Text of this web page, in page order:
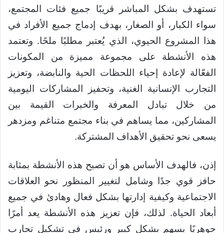
تستهدف بشكل المباشر قريبًا جميع فئات المجتمع،
سواء الكبار، أو الصغار، بهدف إدماج جميع الأفراد في
هذا المشروع الحيوي، الذي يُعتبر مطلبًا ملحًا. وتعتمد
هذه الأنشطة على مجموعة مميزة من المكونات
الفعّالة لإعادة إحياء اللحظات الحية والنابضة، وتعزيز
التجارب الإنسانية الغنية، وتحفيز المشاركات اليومية
من خلال تبادل المعرفة والخبرات القيمة بين
المشاركين، مما يساهم في بناء مجتمع متناغم ومزدهر
يسعى نحو تحقيق الأهداف المشتركة.
إذن، فالهدف الأساس هو أن تصبح هذه الأنشطة بمثابة
حافز قوي جدًا وشامل لتغيير المنظور نحو العلاقات
الاجتماعية وكيفية إدارتها بشكل فعال وهادئ في جميع
أبعاد الحياة. لذلك، فإن تعزيز هذه الأنشطة يعد أمرًا
جوهريًا يسهم بشكل كبير ورئيس في تشكيل تجارب